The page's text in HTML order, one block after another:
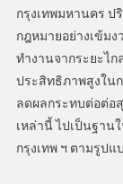
กรุงเทพมหานคร
กฎหมายอย่างเข้ม
ทำงานจากระยะไ
ประสิทธิภาพสูงใน
ลดผลกระทบต่อต่อ
เหล่านี้ ไปเป็นฐาน
กรุงเทพ ฯ ตามรูปแ